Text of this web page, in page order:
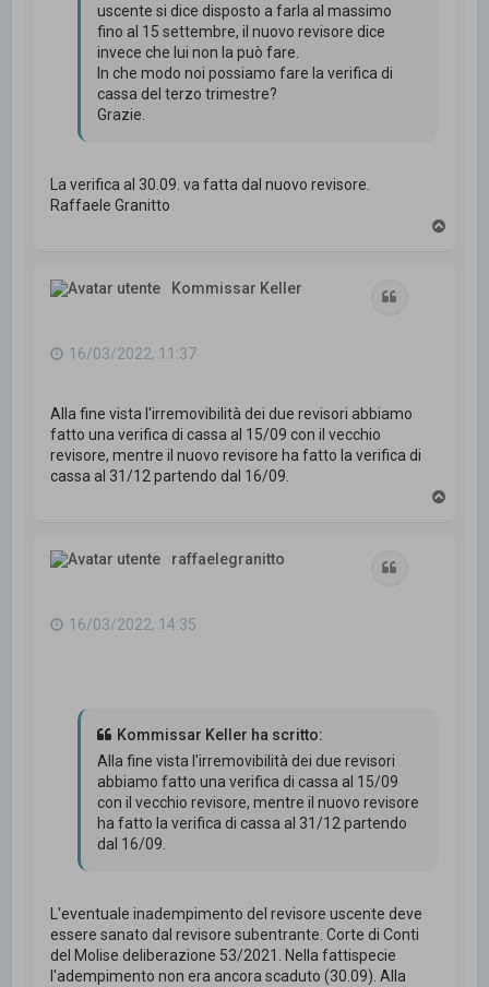
uscente si dice disposto a farla al massimo
fino al 15 settembre, il nuovo revisore dice
invece che lui non la può fare.
In che modo noi possiamo fare la verifica di
cassa del terzo trimestre?
Grazie.
La verifica al 30.09. va fatta dal nuovo revisore.
Raffaele Granitto
Kommissar Keller
16/03/2022, 11:37
Alla fine vista l'irremovibilità dei due revisori abbiamo
fatto una verifica di cassa al 15/09 con il vecchio
revisore, mentre il nuovo revisore ha fatto la verifica di
cassa al 31/12 partendo dal 16/09.
raffaelegranitto
16/03/2022, 14:35
Kommissar Keller ha scritto:
Alla fine vista l'irremovibilità dei due revisori
abbiamo fatto una verifica di cassa al 15/09
con il vecchio revisore, mentre il nuovo revisore
ha fatto la verifica di cassa al 31/12 partendo
dal 16/09.
L'eventuale inadempimento del revisore uscente deve
essere sanato dal revisore subentrante. Corte di Conti
del Molise deliberazione 53/2021. Nella fattispecie
l'adempimento non era ancora scaduto (30.09). Alla